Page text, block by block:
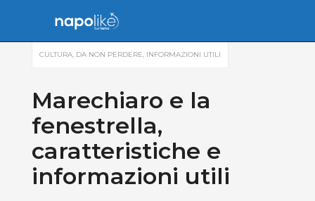
CULTURA, DA NON PERDERE, INFORMAZIONI UTILI
Marechiaro e la
fenestrella,
caratteristiche e
informazioni utili